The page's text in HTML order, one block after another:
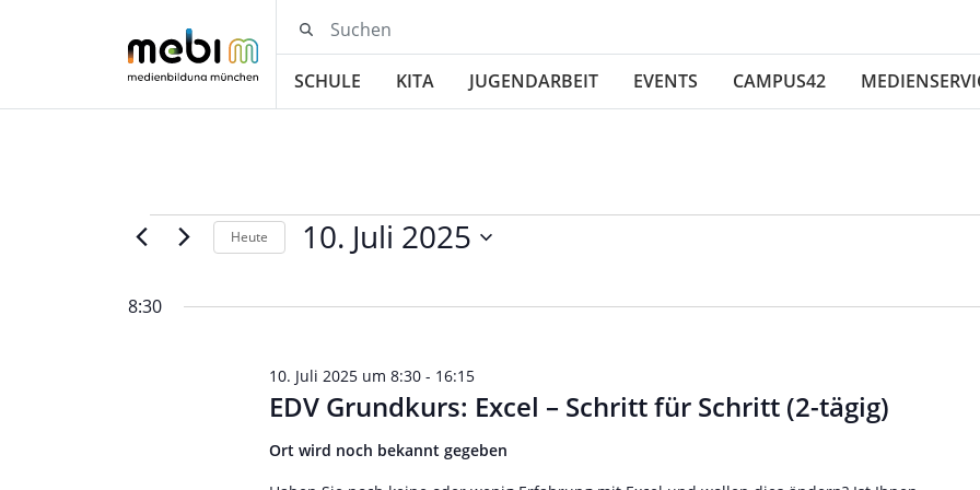
SCHULE KITA JUGENDARBEIT EVENTS CAMPUS42
Veranstaltungen
für
Heute 10. Juli 2025
8:30
EDV Grundkurs: Excel – Schritt für Schritt (2-tägig)
10. Juli 2025 um 8:30- 16:15
Ort wird noch bekannt gegeben